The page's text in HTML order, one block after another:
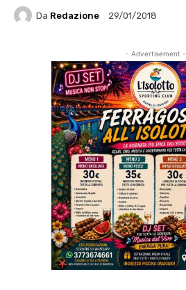
Da Redazione 29/01/2018
- Advertisement -